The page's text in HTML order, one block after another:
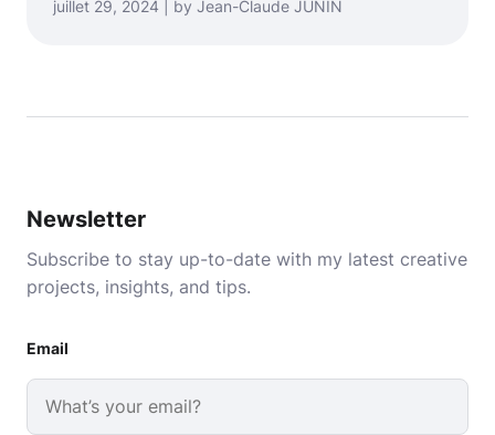
juillet 29, 2024 | by Jean-Claude JUNIN
Newsletter
Subscribe to stay up-to-date with my latest creative
projects, insights, and tips.
Email